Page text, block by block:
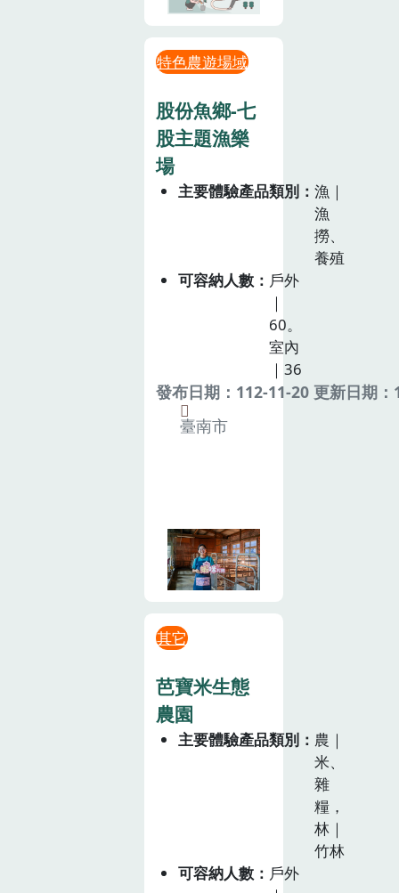
特色農遊場域
股份魚鄉-七
股主題漁樂
場
主要體驗產品類別
漁｜
漁
撈、
養殖
可容納人數
戶外
｜
60。
室內
｜36
發布日期：112-11-20 更新日期
臺南市
其它
芭寶米生態
農園
主要體驗產品類別
農｜
米、
雜
糧，
林｜
竹林
可容納人數
戶外